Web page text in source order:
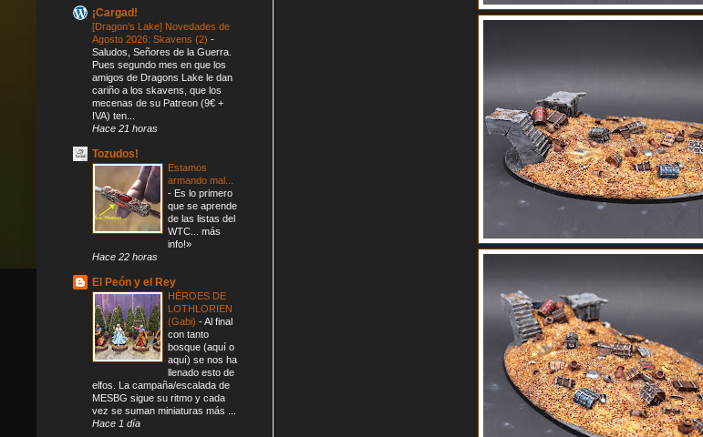
¡Cargad!
[Dragon’s Lake] Novedades de
Agosto 2026: Skavens (2) -
Saludos, Señores de la Guerra.
Pues segundo mes en que los
amigos de Dragons Lake le dan
cariño a los skavens, que los
mecenas de su Patreon (9€ +
IVA) ten...
Hace 21 horas
Tozudos!
Estamos
armando mal...
- Es lo primero
que se aprende
de las listas del
WTC... más
info!»
Hace 22 horas
El Peón y el Rey
HÉROES DE
LOTHLORIEN
(Gabi) -Al final
con tanto
bosque (aquí o
aquí) se nos ha
llenado esto de
elfos. La campaña/escalada de
MESBG sigue su ritmo y cada
vez se suman miniaturas más ...
Hace 1 día